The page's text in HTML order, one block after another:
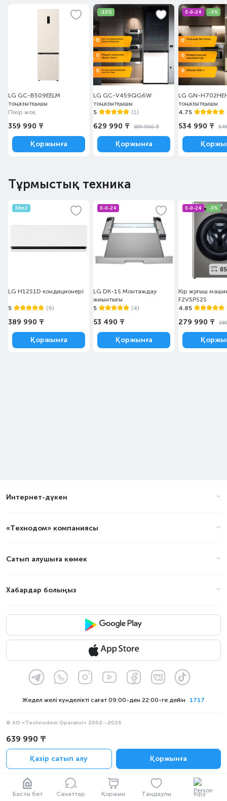
Басты бет Санаттар Қоржын Таңдаулы Кіру
LG GC-B509EELM
тоңазытқышы
Пікір жоқ
359 990 ₸
Қоржынға
-10%
LG GC-V459QG6W
тоңазытқышы
5
(1)
629 990 ₸ 699 990 ₸
Қоржынға
0-0-24 -3%
LG GN-
тоңазытқышы
4.75
534 990 ₸
Тұрмыстық техника
36m2
LG H12S1D кондиционері
5 (9)
389 990 ₸
Қоржынға
0-0-24
LG DK-1S Монтаждау
жиынтығы
5
(4)
53 490 ₸
Қоржынға
0-0-24 -3%
Кір жуғыш
F2V5PS2S
4.85
279 990 ₸
639 990 ₸
Қазір сатып алу Қоржынға
Интернет-дүкен
«Технодом» компаниясы
Сатып алушыға көмек
Хабардар болыңыз
1717
Жедел желі күнделікті сағат 09:00-ден 22:00-ге дейін
© АО «Technodom Operator» 2002—2026
Құпиялылық саясаты